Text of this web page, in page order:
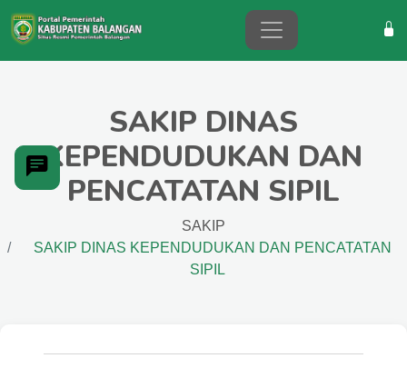
SAKIP DINAS
KEPENDUDUKAN DAN
PENCATATAN SIPIL
SAKIP
SAKIP DINAS KEPENDUDUKAN DAN PENCATATAN
SIPIL